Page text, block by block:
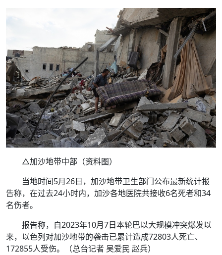
△加沙地带中部（资料图）
当地时间5月26日，加沙地带卫生部门公布最新统计报
告称，在过去24小时内，加沙各地医院共接收6名死者和34
名伤者。
报告称，自2023年10月7日本轮巴以大规模冲突爆发以
来，以色列对加沙地带的袭击已累计造成72803人死亡、
172855人受伤。（总台记者 吴爱民 赵兵）